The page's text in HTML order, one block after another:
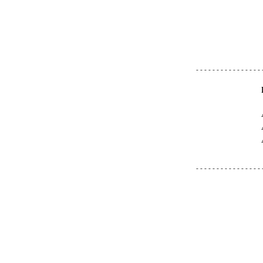
- - - - - - - - - - - - - - - -
- - - - - - - - - - - - - - - -